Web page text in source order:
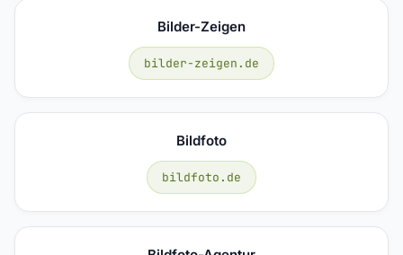
Bilder-Zeigen
bilder-zeigen.de
Bildfoto
bildfoto.de